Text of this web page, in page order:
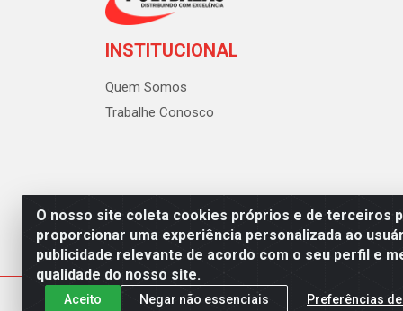
O nosso site coleta cookies próprios e de terceiros
proporcionar uma experiência personalizada ao
publicidade relevante de acordo com o seu perfil e
qualidade do nosso site.
Aceito Negar não essenciais Preferências
INSTITUCIONAL
Quem Somos
Trabalhe Conosco
Polybalas - Rua João Miguel